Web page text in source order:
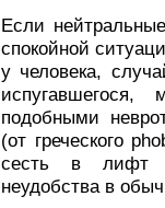
Если
спокойной
у человека,
подобными
(от греческого
сесть в лифт
неудобства в